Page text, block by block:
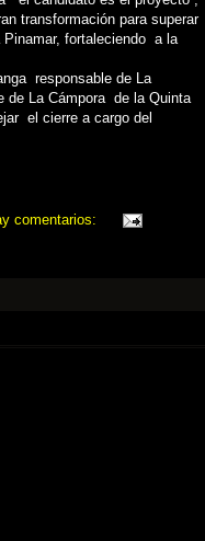
transformación para superar
fortaleciendo a la
responsable de La
de La Cámpora de la Quinta
el cierre a cargo del
comentarios: